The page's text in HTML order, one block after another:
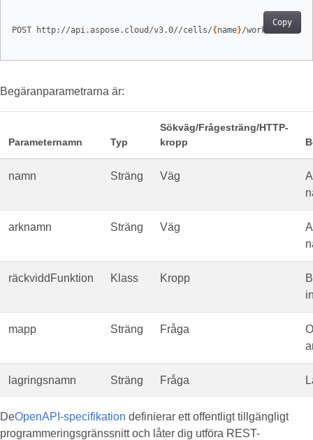
Copy
POST http://api.aspose.cloud/v3.0//cells/{ name}/worksheets/ {
Begäranparametrarna är:
Parameternamn Typ
Sökväg/Frågesträng/HTTP-
kropp
namn Sträng Väg
arknamn Sträng Väg
räckviddFunktion Klass Kropp
mapp Sträng Fråga
lagringsnamn Sträng Fråga
DeOpenAPI-specifikation definierar ett offentligt tillgängligt
programmeringsgränssnitt och låter dig utföra REST-